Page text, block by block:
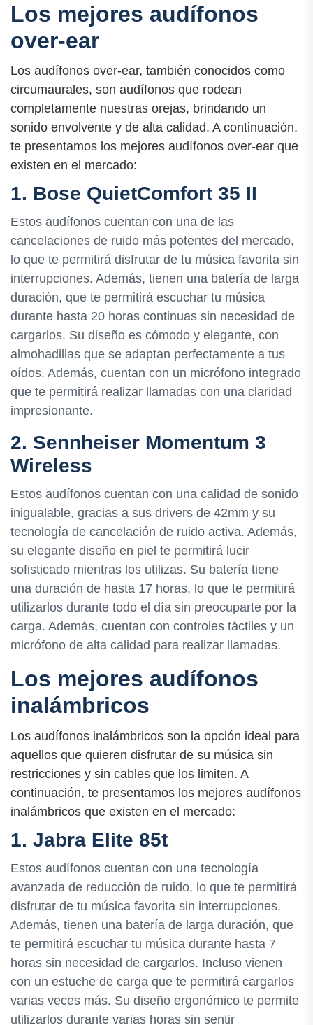
Los mejores audífonos
over-ear
Los audífonos over-ear, también conocidos como
circumaurales, son audífonos que rodean
completamente nuestras orejas, brindando un
sonido envolvente y de alta calidad. A continuación,
te presentamos los mejores audífonos over-ear que
existen en el mercado:
1. Bose QuietComfort 35 II
Estos audífonos cuentan con una de las
cancelaciones de ruido más potentes del mercado,
lo que te permitirá disfrutar de tu música favorita sin
interrupciones. Además, tienen una batería de larga
duración, que te permitirá escuchar tu música
durante hasta 20 horas continuas sin necesidad de
cargarlos. Su diseño es cómodo y elegante, con
almohadillas que se adaptan perfectamente a tus
oídos. Además, cuentan con un micrófono integrado
que te permitirá realizar llamadas con una claridad
impresionante.
2. Sennheiser Momentum 3
Wireless
Estos audífonos cuentan con una calidad de sonido
inigualable, gracias a sus drivers de 42mm y su
tecnología de cancelación de ruido activa. Además,
su elegante diseño en piel te permitirá lucir
sofisticado mientras los utilizas. Su batería tiene
una duración de hasta 17 horas, lo que te permitirá
utilizarlos durante todo el día sin preocuparte por la
carga. Además, cuentan con controles táctiles y un
micrófono de alta calidad para realizar llamadas.
Los mejores audífonos
inalámbricos
Los audífonos inalámbricos son la opción ideal para
aquellos que quieren disfrutar de su música sin
restricciones y sin cables que los limiten. A
continuación, te presentamos los mejores audífonos
inalámbricos que existen en el mercado:
1. Jabra Elite 85t
Estos audífonos cuentan con una tecnología
avanzada de reducción de ruido, lo que te permitirá
disfrutar de tu música favorita sin interrupciones.
Además, tienen una batería de larga duración, que
te permitirá escuchar tu música durante hasta 7
horas sin necesidad de cargarlos. Incluso vienen
con un estuche de carga que te permitirá cargarlos
varias veces más. Su diseño ergonómico te permite
utilizarlos durante varias horas sin sentir